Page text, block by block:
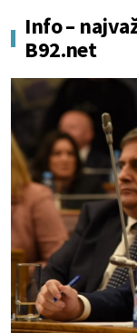
Info –
B92.net